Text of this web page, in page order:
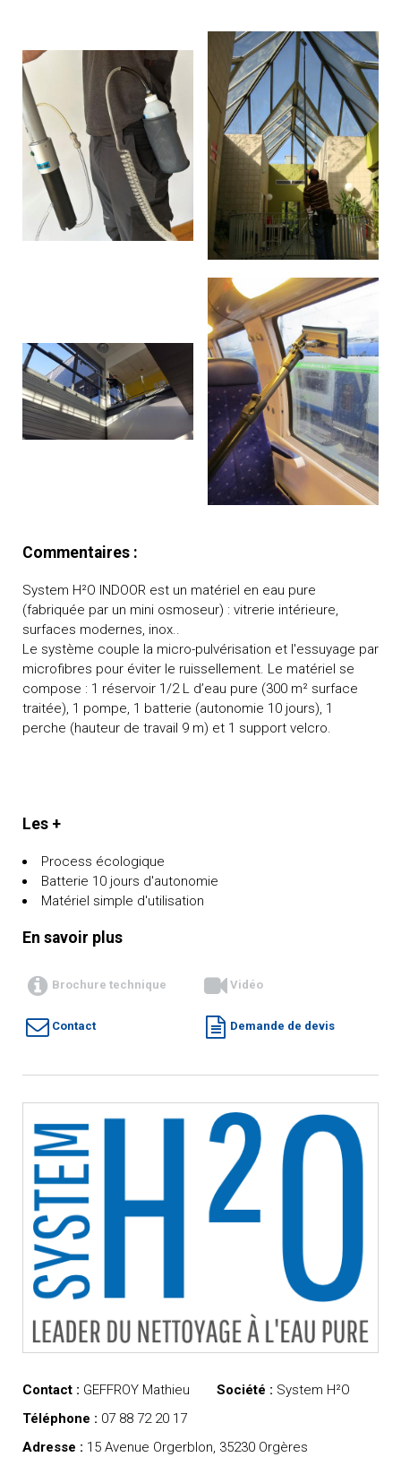
Commentaires :
System H²O INDOOR est un matériel en eau pure
(fabriquée par un mini osmoseur) : vitrerie intérieure,
surfaces modernes, inox..
Le système couple la micro-pulvérisation et l'essuyage par
microfibres pour éviter le ruissellement. Le matériel se
compose : 1 réservoir 1/2 L d’eau pure (300 m² surface
traitée), 1 pompe, 1 batterie (autonomie 10 jours), 1
perche (hauteur de travail 9 m) et 1 support velcro.
Les +
Process écologique
Batterie 10 jours d'autonomie
Matériel simple d'utilisation
En savoir plus
Brochure technique Vidéo
Contact Demande de devis
Contact : GEFFROY Mathieu Société : System H²O
Téléphone : 07 88 72 20 17
Adresse : 15 Avenue Orgerblon, 35230 Orgères